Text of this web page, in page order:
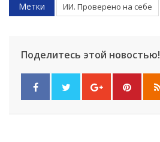
Метки ИИ. Проверено на себе
Поделитесь этой новостью!